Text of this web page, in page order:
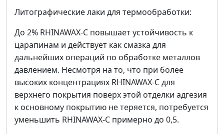
Литографические лаки для термообработки:
До 2% RHINAWAX-C повышает устойчивость к
царапинам и действует как смазка для
дальнейших операций по обработке металлов
давлением. Несмотря на то, что при более
высоких концентрациях RHINAWAX-C для
верхнего покрытия поверх этой отделки адгезия
к основному покрытию не теряется, потребуется
уменьшить RHINAWAX-C примерно до 0,5.